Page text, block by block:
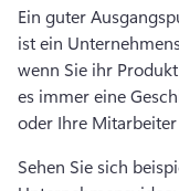
Ein guter
ist ein
wenn Sie ihr
es immer eine
oder Ihre
Sehen Sie sich